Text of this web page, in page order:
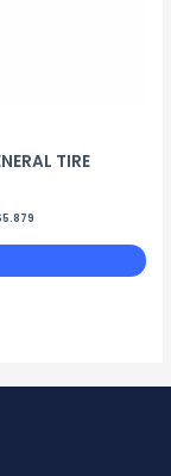
TIRE